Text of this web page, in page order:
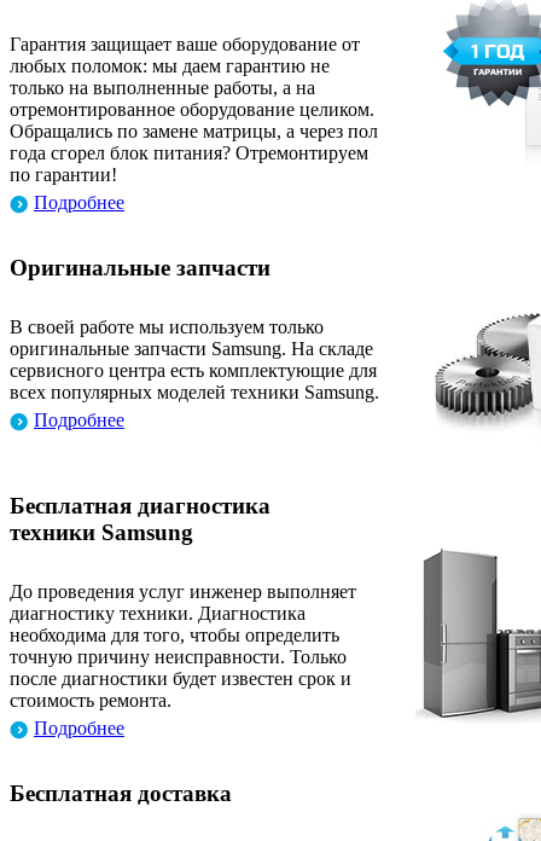
Гарантия защищает ваше оборудование от
любых поломок: мы даем гарантию не
только на выполненные работы, а на
отремонтированное оборудование целиком.
Обращались по замене матрицы, а через пол
года сгорел блок питания? Отремонтируем
по гарантии!
Подробнее
Оригинальные запчасти
В своей работе мы используем только
оригинальные запчасти Samsung. На складе
сервисного центра есть комплектующие для
всех популярных моделей техники Samsung.
Подробнее
Бесплатная диагностика
техники Samsung
До проведения услуг инженер выполняет
диагностику техники. Диагностика
необходима для того, чтобы определить
точную причину неисправности. Только
после диагностики будет известен срок и
стоимость ремонта.
Подробнее
Бесплатная доставка